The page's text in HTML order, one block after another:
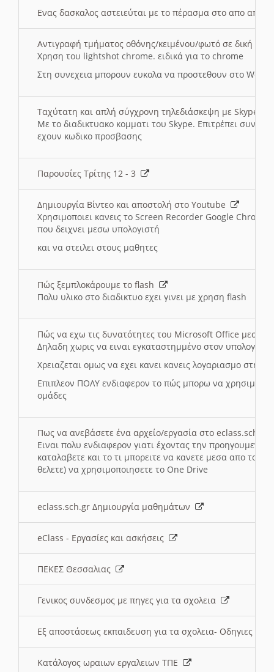
Ενας δασκαλος αστειεύται με το πέρασμα στο απο
Αντιγραφή τμήματος οθόνης/κειμένου/φωτό σε δική
Χρηση του lightshot chrome. ειδικά για το chrome
Στη συνεχεια μπορουν ευκολα να προστεθουν στο Word
Ταχύτατη και απλή σύγχρονη τηλεδιάσκεψη με Skype
Με το διαδικτυακο κομματι του Skype. Επιτρέπει
εχουν κωδικο προσβασης
Παρουσίες Τρίτης 12 - 3
Δημιουργία Βίντεο και αποστολή στο Youtube
Χρησιμοποιει κανεις το Screen Recorder Google Chrome
που δειχνει μεσω υπολογιστή
και να στειλει στους μαθητες
Πώς ξεμπλοκάρουμε το flash
Πολυ υλικο στο διαδικτυο εχει γινει με χρηση flash
Πώς να εχω τις δυνατότητες του Microsoft Office μεσω
Δηλαδη χωρις να ειναι εγκαταστημμένο στον
Χρειαζεται ομως να εχει κανει κανεις λογαριασμο στη
Επιπλεον ΠΟΛΥ ενδιαφερον το πώς μπορω να
ομάδες
Πως να ανεβάσετε ένα αρχείο/εργασία στο eclass.sch.gr
Ειναι πολυ ενδιαφερον γιατι έχοντας την
καταλαβετε και το τι μπορειτε να κανετε μεσα απο το
θελετε) να χρησιμοποιησετε το One Drive
eclass.sch.gr Δημιουργία μαθημάτων
eClass - Εργασίες και ασκήσεις
ΠΕΚΕΣ Θεσσαλιας
Γενικος συνδεσμος με πηγες για τα σχολεια
Εξ αποστάσεως εκπαιδευση για τα σχολεια- Οδηγιες
Κατάλογος ωραιων εργαλειων ΤΠΕ